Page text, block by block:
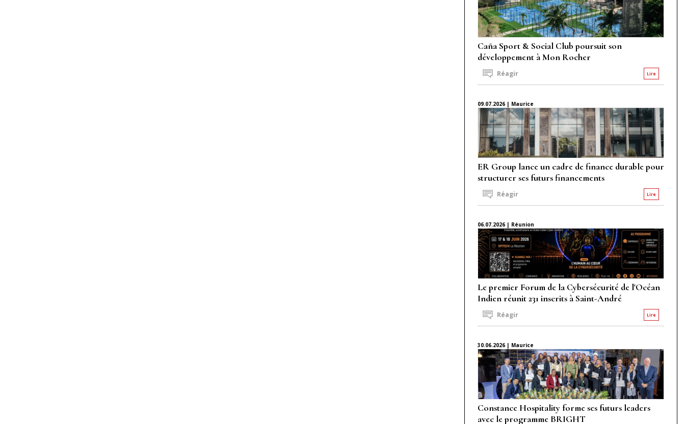
Caña Sport & Social Club poursuit son
développement à Mon Rocher
Lire
Réagir
09.07.2026 | Maurice
ER Group lance un cadre de finance durable pour
structurer ses futurs financements
Lire
Réagir
06.07.2026 | Réunion
Le premier Forum de la Cybersécurité de l'Océan
Indien réunit 231 inscrits à Saint-André
Lire
Réagir
30.06.2026 | Maurice
Constance Hospitality forme ses futurs leaders
avec le programme BRIGHT